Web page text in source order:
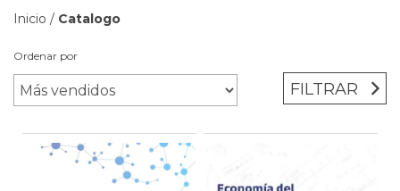
Inicio / Catalogo
Ordenar por
FILTRAR